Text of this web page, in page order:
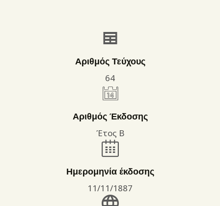
Αριθμός Τεύχους
64
Αριθμός Έκδοσης
Έτος Β
Ημερομηνία έκδοσης
11/11/1887